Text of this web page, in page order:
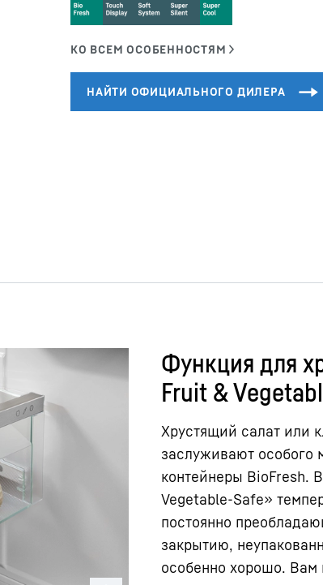
Карьера в Liebherr
Функция для
Fruit &
Хрустящий салат или
заслуживают особого
контейнеры BioFresh.
Vegetable-Safe»
постоянно
закрытию,
особенно хорошо. Вам